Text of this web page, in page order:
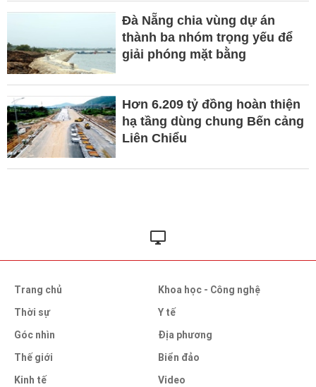
Đà Nẵng chia vùng dự án
thành ba nhóm trọng yếu để
giải phóng mặt bằng
Hơn 6.209 tỷ đồng hoàn thiện
hạ tầng dùng chung Bến cảng
Liên Chiểu
Trang chủ
Thời sự
Góc nhìn
Thế giới
Kinh tế
Khoa học - Công nghệ
Y tế
Địa phương
Biển đảo
Video